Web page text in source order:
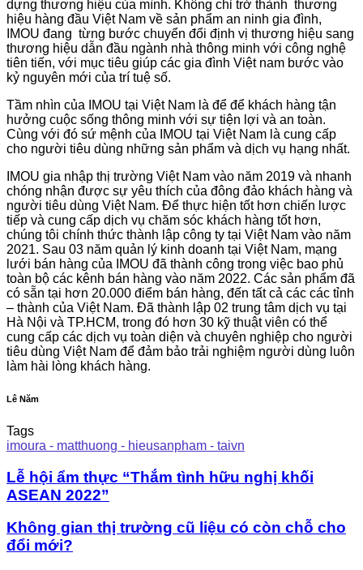
dựng thương hiệu của mình. Không chỉ trở thành thương
hiệu hàng đầu Việt Nam về sản phẩm an ninh gia đình,
IMOU đang từng bước chuyển đổi định vị thương hiệu sang
thương hiệu dẫn đầu ngành nhà thông minh với công nghệ
tiên tiến, với mục tiêu giúp các gia đình Việt nam bước vào
kỷ nguyên mới của trí tuệ số.
Tầm nhìn của IMOU tại Việt Nam là để để khách hàng tận
hưởng cuộc sống thông minh với sự tiện lợi và an toàn.
Cùng với đó sứ mệnh của IMOU tại Việt Nam là cung cấp
cho người tiêu dùng những sản phẩm và dịch vụ hạng nhất.
IMOU gia nhập thị trường Việt Nam vào năm 2019 và nhanh
chóng nhận được sự yêu thích của đông đảo khách hàng và
người tiêu dùng Việt Nam. Để thực hiện tốt hơn chiến lược
tiếp và cung cấp dịch vụ chăm sóc khách hàng tốt hơn,
chúng tôi chính thức thành lập công ty tại Việt Nam vào năm
2021. Sau 03 năm quản lý kinh doanh tại Việt Nam, mạng
lưới bán hàng của IMOU đã thành công trong việc bao phủ
toàn bộ các kênh bán hàng vào năm 2022. Các sản phẩm đã
có sẵn tại hơn 20.000 điểm bán hàng, đến tất cả các các tỉnh
– thành của Việt Nam. Đã thành lập 02 trung tâm dịch vụ tại
Hà Nội và TP.HCM, trong đó hơn 30 kỹ thuật viên có thể
cung cấp các dịch vụ toàn diện và chuyên nghiệp cho người
tiêu dùng Việt Nam để đảm bảo trải nghiệm người dùng luôn
làm hài lòng khách hàng.
Lê Năm
Tags
imoura - matthuong - hieusanpham - taivn
Lễ hội ẩm thực “Thắm tình hữu nghị khối
ASEAN 2022”
Không gian thị trường cũ liệu có còn chỗ cho
đổi mới?